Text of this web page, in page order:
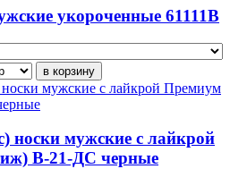
укороченные 61111В
носки мужские с лайкрой
В-21-ДС черные